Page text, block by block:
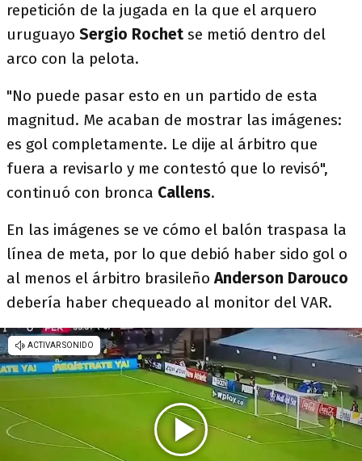
repetición de la jugada en la que el arquero
uruguayo Sergio Rochet se metió dentro del
arco con la pelota.
"No puede pasar esto en un partido de esta
magnitud. Me acaban de mostrar las imágenes:
es gol completamente. Le dije al árbitro que
fuera a revisarlo y me contestó que lo revisó",
continuó con bronca Callens.
En las imágenes se ve cómo el balón traspasa la
línea de meta, por lo que debió haber sido gol o
al menos el árbitro brasileñoAnderson Darouco
debería haber chequeado al monitor del VAR.